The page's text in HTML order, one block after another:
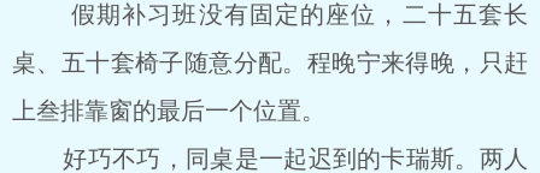
假期补习班没有固定的座位，二十五套长
桌、五十套椅子随意分配。程晚宁来得晚，只赶
上叁排靠窗的最后一个位置。
好巧不巧，同桌是一起迟到的卡瑞斯。两人